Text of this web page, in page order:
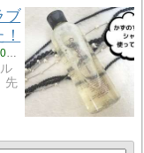
ブ
https://ameblo.jp/seramidokeana/entry-12624140009.html
先